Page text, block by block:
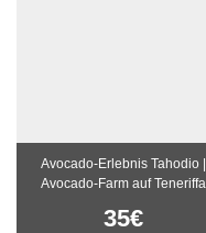
Avocado-Erlebnis Tahodio |
Avocado-Farm auf Teneriffa
35€